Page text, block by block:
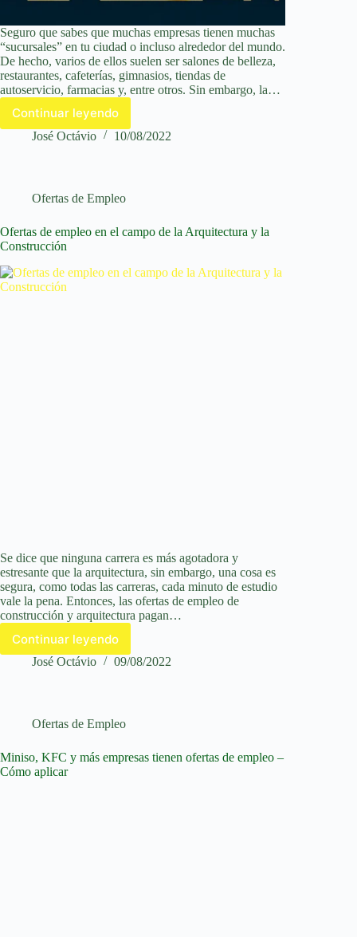
Seguro que sabes que muchas empresas tienen muchas
“sucursales” en tu ciudad o incluso alrededor del mundo.
De hecho, varios de ellos suelen ser salones de belleza,
restaurantes, cafeterías, gimnasios, tiendas de
autoservicio, farmacias y, entre otros. Sin embargo, la…
Continuar leyendo
Ofertas
de
en
Ver
y
puestos
José Octávio 10/08/2022
Ofertas de Empleo
Ofertas de empleo en el campo de la Arquitectura y la
Construcción
Se dice que ninguna carrera es más agotadora y
estresante que la arquitectura, sin embargo, una cosa es
segura, como todas las carreras, cada minuto de estudio
vale la pena. Entonces, las ofertas de empleo de
construcción y arquitectura pagan…
Continuar leyendo
Ofertas
de
campo
la
Arquitectura
José Octávio 09/08/2022
Ofertas de Empleo
Miniso, KFC y más empresas tienen ofertas de empleo –
Cómo aplicar